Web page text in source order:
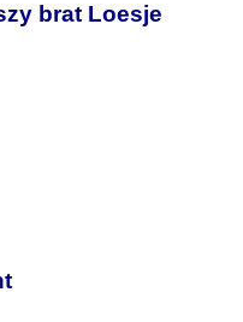
brat Loesje